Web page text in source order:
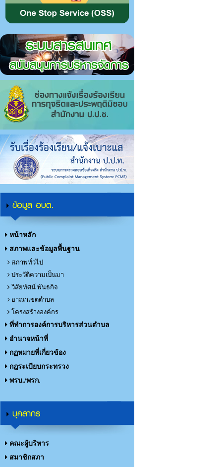
ข้อมูล อบต.
หน้าหลัก
สภาพและข้อมูลพื้นฐาน
สภาพทั่วไป
ประวัติความเป็นมา
วิสัยทัศน์ พันธกิจ
อาณาเขตตำบล
โครงสร้างองค์กร
ที่ทำการองค์การบริหารส่วนตำบล
อำนาจหน้าที่
กฏหมายที่เกี่ยวข้อง
กฎระเบียบกระทรวง
พรบ./พรก.
บุคลากร
คณะผู้บริหาร
สมาชิกสภา